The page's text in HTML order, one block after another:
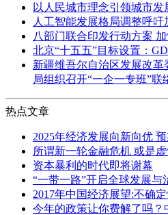
以人民城市理念引领城市发
人工智能发展格局调整呼吁
八部门联合印发行动方案
北京“十五五”目标设置：
新疆维吾尔自治区发展改
局组织召开“一企一专班”联
热点文章
2025年经济发展向新向优
所谓新一轮金融危机 或是虚
资本暴利的时代即将谢幕
“一带一路”开启全球发展与
2017年中国经济展望:不确
今年的政策让你费解了吗？